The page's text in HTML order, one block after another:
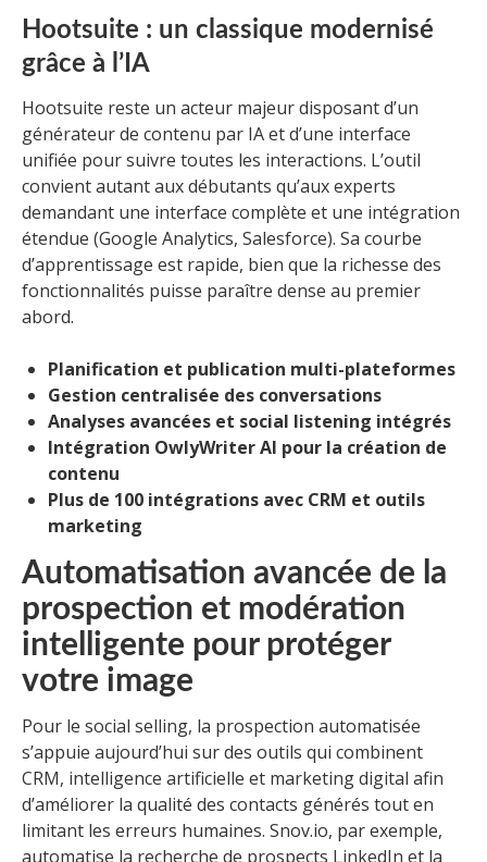
Hootsuite : un classique modernisé
grâce à l’IA
Hootsuite reste un acteur majeur disposant d’un
générateur de contenu par IA et d’une interface
unifiée pour suivre toutes les interactions. L’outil
convient autant aux débutants qu’aux experts
demandant une interface complète et une intégration
étendue (Google Analytics, Salesforce). Sa courbe
d’apprentissage est rapide, bien que la richesse des
fonctionnalités puisse paraître dense au premier
abord.
Planification et publication multi-plateformes
Gestion centralisée des conversations
Analyses avancées et social listening intégrés
Intégration OwlyWriter AI pour la création de
contenu
Plus de 100 intégrations avec CRM et outils
marketing
Automatisation avancée de la
prospection et modération
intelligente pour protéger
votre image
Pour le social selling, la prospection automatisée
s’appuie aujourd’hui sur des outils qui combinent
CRM, intelligence artificielle et marketing digital afin
d’améliorer la qualité des contacts générés tout en
limitant les erreurs humaines. Snov.io, par exemple,
automatise la recherche de prospects LinkedIn et la